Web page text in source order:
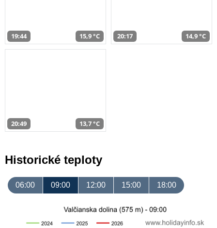
19:44 15,9 °C 20:17 14,9 °C
20:49 13,7 °C
Historické teploty
06:00 09:00 12:00 15:00 18:00